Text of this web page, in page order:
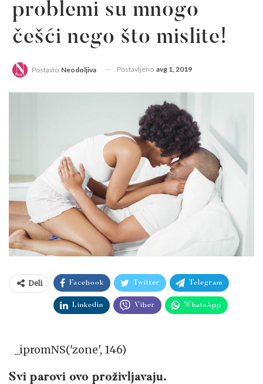
problemi su mnogo
češći nego što mislite!
Postavio Neodoljiva Postavljeno avg 1, 2019
Deli Facebook Twitter Telegram
Linkedin Viber WhatsApp
_ipromNS('zone', 146)
Svi parovi ovo proživljavaju.